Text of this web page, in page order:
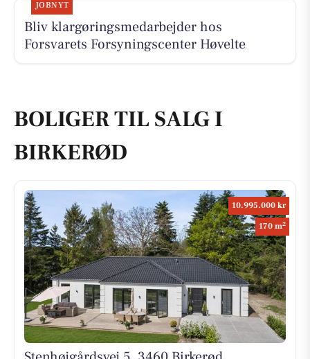
JOBNYT
Bliv klargøringsmedarbejder hos
Forsvarets Forsyningscenter Høvelte
BOLIGER TIL SALG I
BIRKERØD
10.995.000 kr
170 m2